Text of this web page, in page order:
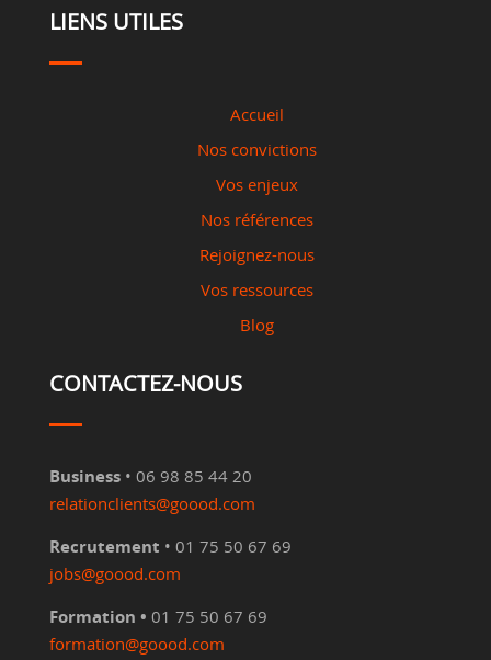
LIENS UTILES
Accueil
Nos convictions
Vos enjeux
Nos références
Rejoignez-nous
Vos ressources
Blog
CONTACTEZ-NOUS
Business • 06 98 85 44 20
relationclients@goood.com
Recrutement • 01 75 50 67 69
jobs@goood.com
Formation • 01 75 50 67 69
formation@goood.com